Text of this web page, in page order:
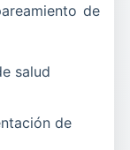
de
salud
de